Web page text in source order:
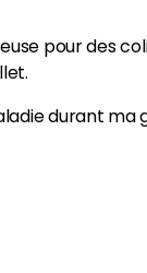
pour des
durant ma